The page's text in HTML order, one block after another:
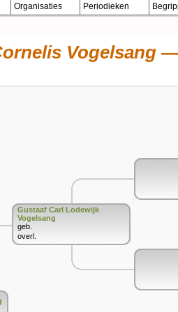
Organisaties Periodieken
Vogelsang
Gustaaf Carl Lodewijk
Vogelsang
geb.
overl.